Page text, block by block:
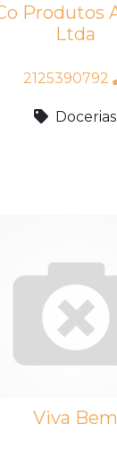
Produtos
Ltda
2125390792
Docerias
Viva Bem